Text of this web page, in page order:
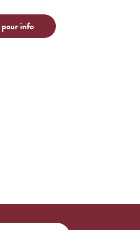
info